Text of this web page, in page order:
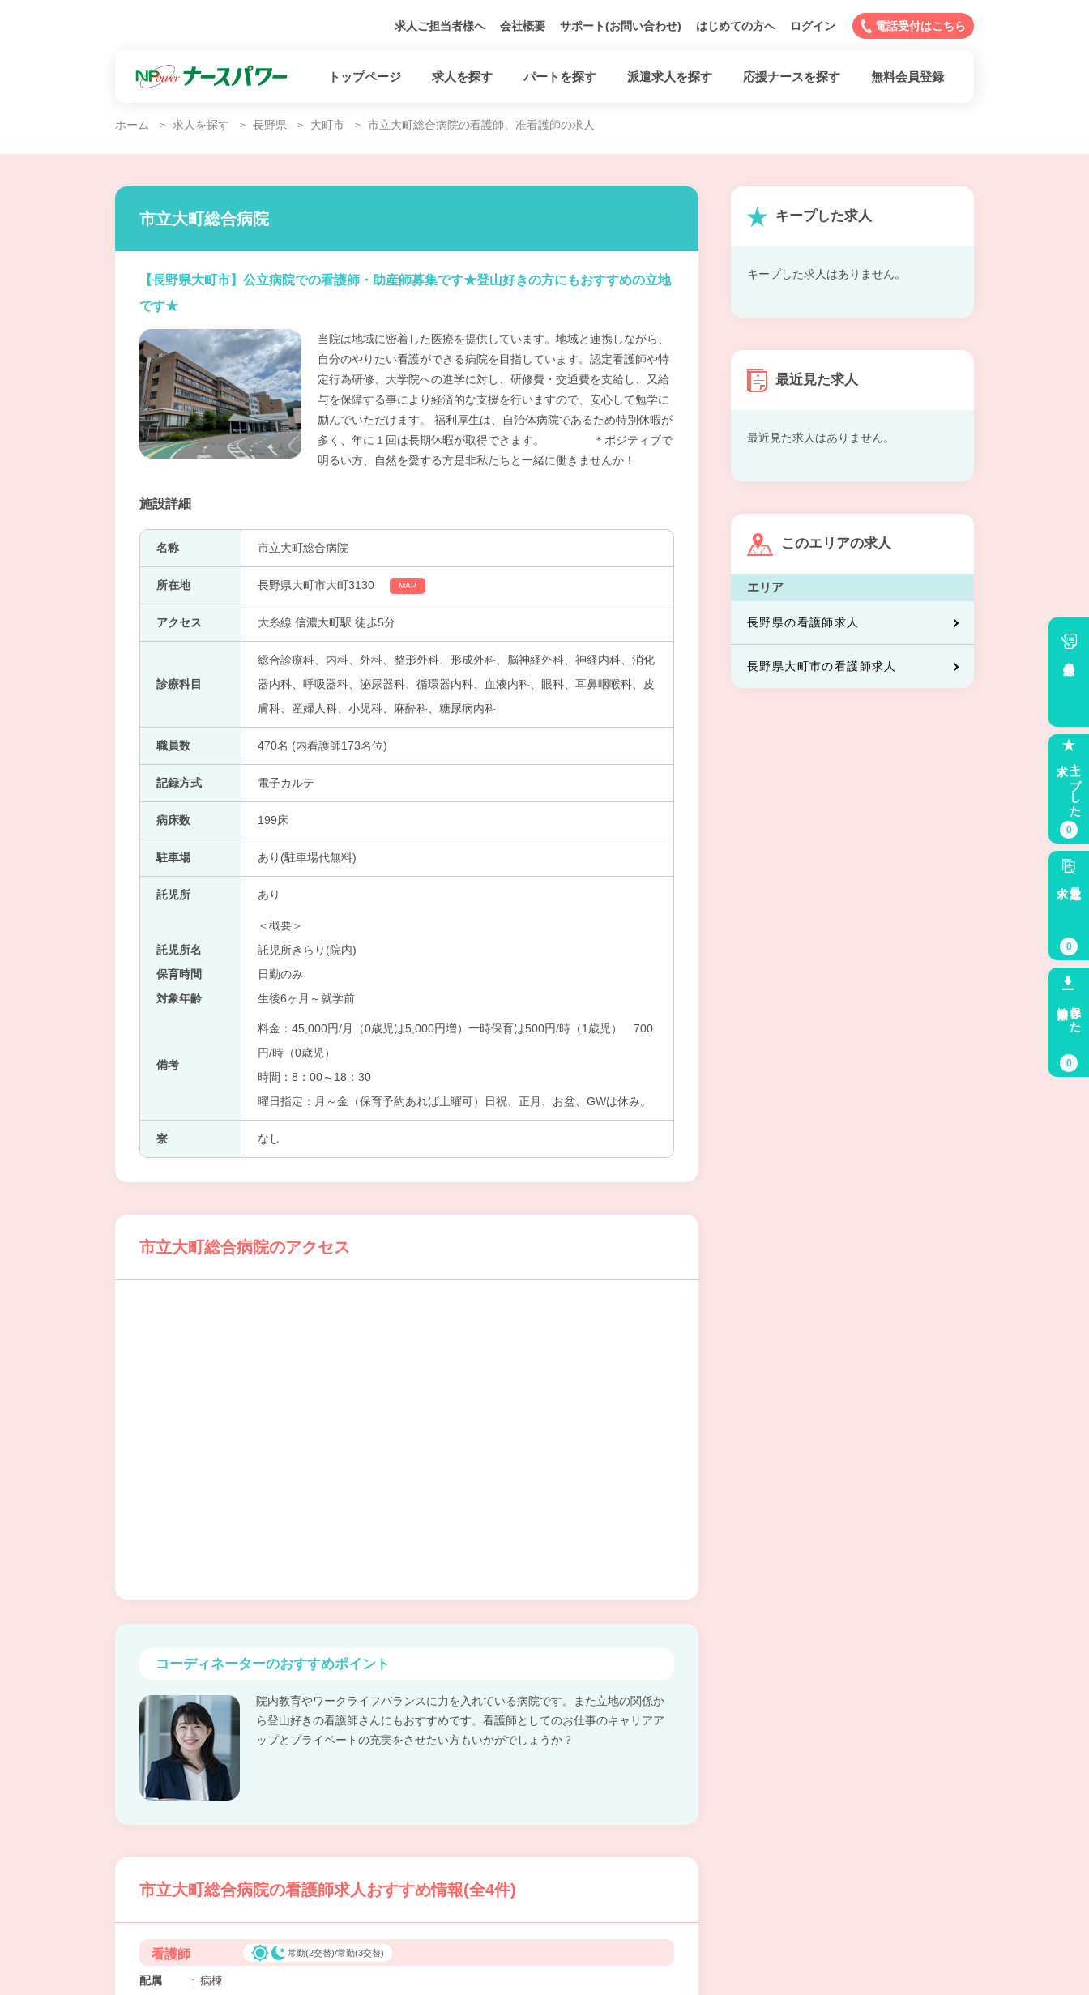
求人ご担当者様へ 会社概要 サポート(お問い合わせ) はじめての方へ ログイン 電話受付はこちら
トップページ 求人を探す パートを探す 派遣求人を探す 応援ナースを探す 無料会員登録
ホーム 求人を探す 長野県 大町市 市立大町総合病院の看護師、准看護師の求人
市立大町総合病院
【長野県大町市】公立病院での看護師・助産師募集です★登山好きの方にもおすすめの立地
です★
当院は地域に密着した医療を提供しています。地域と連携しながら、
自分のやりたい看護ができる病院を目指しています。認定看護師や特
定行為研修、大学院への進学に対し、研修費・交通費を支給し、又給
与を保障する事により経済的な支援を行いますので、安心して勉学に
励んでいただけます。 福利厚生は、自治体病院であるため特別休暇が
多く、年に１回は長期休暇が取得できます。 ＊ポジティブで
明るい方、自然を愛する方是非私たちと一緒に働きませんか！
施設詳細
名称 市立大町総合病院
所在地 長野県大町市大町3130 MAP
アクセス 大糸線 信濃大町駅 徒歩5分
診療科目
総合診療科、内科、外科、整形外科、形成外科、脳神経外科、神経内科、消化
器内科、呼吸器科、泌尿器科、循環器内科、血液内科、眼科、耳鼻咽喉科、皮
膚科、産婦人科、小児科、麻酔科、糖尿病内科
職員数 470名 (内看護師173名位)
記録方式 電子カルテ
病床数 199床
駐車場 あり(駐車場代無料)
託児所 あり
＜概要＞
託児所名
託児所きらり(院内)
保育時間
日勤のみ
対象年齢
生後6ヶ月～就学前
備考
料金：45,000円/月（0歳児は5,000円増）一時保育は500円/時（1歳児） 700
円/時（0歳児）
時間：8：00～18：30
曜日指定：月～金（保育予約あれば土曜可）日祝、正月、お盆、GWは休み。
寮 なし
市立大町総合病院のアクセス
コーディネーターのおすすめポイント
院内教育やワークライフバランスに力を入れている病院です。また立地の関係か
ら登山好きの看護師さんにもおすすめです。看護師としてのお仕事のキャリアア
ップとプライベートの充実をさせたい方もいかがでしょうか？
市立大町総合病院の看護師求人おすすめ情報(全4件)
看護師 常勤(2交替)/常勤(3交替)
配属 : 病棟
キープした求人
キープした求人はありません。
最近見た求人
最近見た求人はありません。
このエリアの求人
エリア
長野県の看護師求人
長野県大町市の看護師求人
キープした
0
最近見た
0
保存した
0